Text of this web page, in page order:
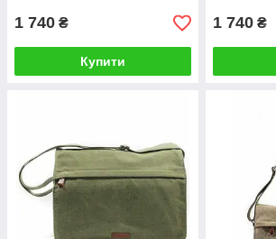
1 740 ₴
Купити
1 740 ₴